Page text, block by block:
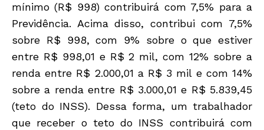
mínimo (R$ 998) contribuirá com 7,5% para a
Previdência. Acima disso, contribui com 7,5%
sobre R$ 998, com 9% sobre o que estiver
entre R$ 998,01 e R$ 2 mil, com 12% sobre a
renda entre R$ 2.000,01 a R$ 3 mil e com 14%
sobre a renda entre R$ 3.000,01 e R$ 5.839,45
(teto do INSS). Dessa forma, um trabalhador
que receber o teto do INSS contribuirá com